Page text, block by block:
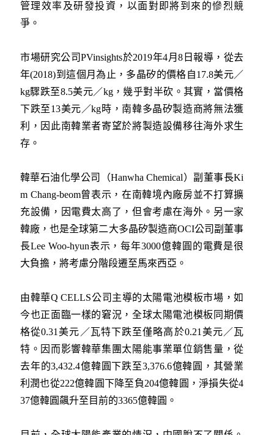
管理效率及研發投資，以面對即將到來的慘烈競
爭。
市場研究公司PVinsights於2019年4月8日報導，從去
年(2018)到這個月為止，多晶矽的價格自17.8美元／
kg驟跌至8.5美元／kg，幾乎對半砍。其實，當價格
下跌至13美元／kg時，南韓多晶矽製造商將無法獲
利，因此南韓業者寄望於將製造設備移往海外求生
存。
韓華石油化學公司（Hanwha Chemical）副董事長Ki
m Chang-beom曾表示，在南韓境內廠房並不打算擴
充設備，因電費太高了，但會考慮在海外。另一家
韓廠，也是全球第二大多晶矽製造商OCI公司副董事
長Lee Woo-hyun表示，每年3000億韓圓的電費是很
大負擔，將考慮分階段遷至馬來西亞。
由韓華Q CELLS公司主導的太陽電池模板市場，如
今也正面臨一樣的窘況，全球太陽電池模板同期價
格從0.31美元／瓦特下跌至僅略高於0.21美元／瓦
特。因而影響韓華集團太陽能事業單位銷售量，從
去年的3,432.4億韓圓下跌至3,376.6億韓圓，其營業
利潤也從222億韓圓下降至負204億韓圓，淨損失從4
37億韓圓飆升至目前的3365億韓圓。